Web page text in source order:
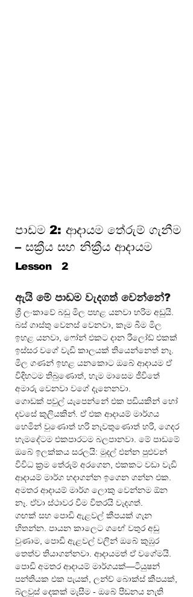
පාඩම 2: ආදායම තේරුම් ගැනීම
– සක්‍රීය සහ නික්‍රීය ආදායම
Lesson 2
ඇයි මේ පාඩම වැදගත් වෙන්නේ?
ශ්‍රී ලංකාවේ බඩු මිල පහළ යනවා හරිම අඩුයි.
බස් ගාස්තු වෙනස් වෙනවා, කෑම බීම මිල
ඉහළ යනවා, ෆෝන් එකට දාන රීලෝඩ් එකක්
ඉස්සර වගේ වැඩි කාලයක් තියෙන්නෙත් නෑ.
මිල ගණන් ඉහළ යනකොට ඔබේ ආදායම ඒ
විදිහටම තිබුණොත්, හැම මාසෙම ජීවිතේ
අමාරු වෙනවා වගේ දැනෙනවා.
ගොඩක් පවුල් යැපෙන්නේ එක පඩියකින් හෝ
දවසේ කුලියකින්. ඒ එක ආදායම් මාර්ගය
හෙමින් වුණොත් හරි නැවතුණොත් හරි, ගෙදර
හැමදේටම එකපාරටම බලපානවා. මේ පාඩමේ
ඔබේ ඉලක්කය සරලයි: මුදල් එන්න පුළුවන්
විවිධ ක්‍රම තේරුම් අරගෙන, එකකට වඩා වැඩි
ආදායම් මාර්ග හදාගන්න ඉගෙන ගන්න එක.
අමතර ආදායම් මාර්ග ලොකු වෙන්නම ඕන
නෑ. ඒවා ස්ථාවර වීම විතරයි වැදගත්.
ගඟක් සහ පොඩි ඇළවල් කීපයක් ගැන
හිතන්න. පායන කාලෙට ගඟේ වතුර අඩු
වුණාම, පොඩි ඇළවල් වලින් ඔබේ කුඹුර
තෙත්ව තියාගන්නවා. ආදායමත් ඒ වගේමයි.
පොඩි අමතර ආදායම් මාර්ගයක්—ටියුෂන්
පන්තියක එක පැයක්, ලන්ච් බොක්ස් කීපයක්,
බ්ලවුස් දෙකක් මැසීම - ඔබේ පීඩනය නැති